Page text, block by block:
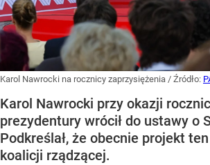
Karol Nawrocki na rocznicy zaprzysiężenia / Źródło:
Karol Nawrocki przy okazji
prezydentury wrócił do ustawy o
Podkreślał, że obecnie projekt
koalicji rządzącej.